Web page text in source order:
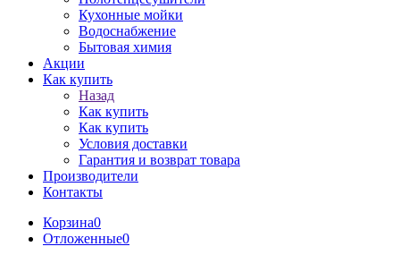
Кухонные мойки
Водоснабжение
Бытовая химия
Акции
Как купить
Назад
Как купить
Как купить
Условия доставки
Гарантия и возврат товара
Производители
Контакты
Корзина0
Отложенные0